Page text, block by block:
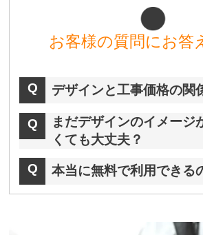
お客様の質問にお答
デザインと工事価格の関
まだデザインのイメージ
くても大丈夫？
本当に無料で利用できる